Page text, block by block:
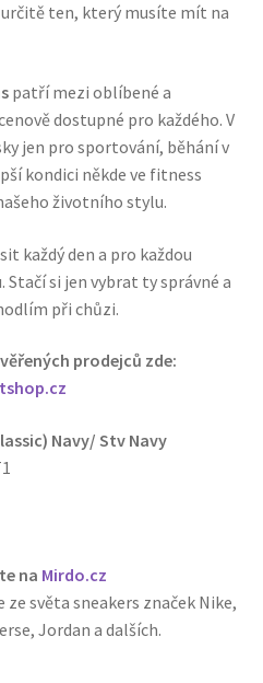
ten, který musíte mít na
patří mezi oblíbené a
dostupné pro každého. V
jen pro sportování, běhání v
kondici někde ve fitness
životního stylu.
každý den a pro každou
si jen vybrat ty správné a
při chůzi.
prodejců zde:
Navy/ Stv Navy
na Mirdo.cz
ze světa sneakers značek Nike,
Jordan a dalších.